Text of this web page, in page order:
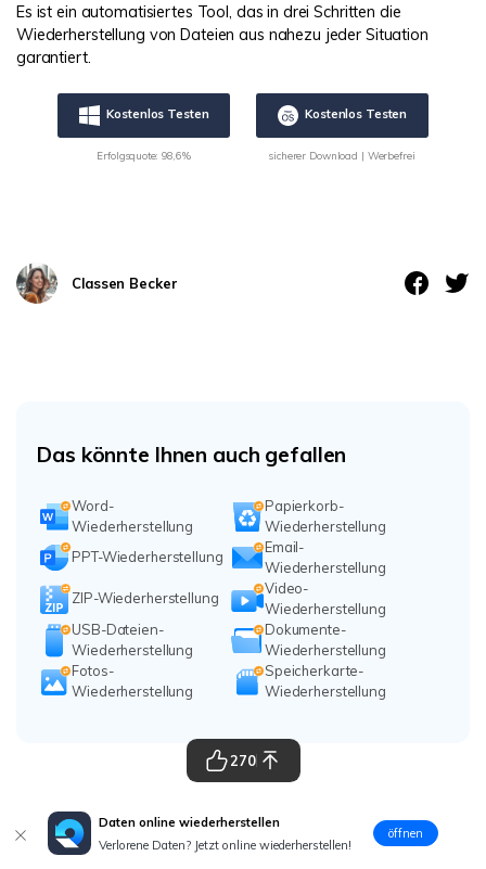
Es ist ein automatisiertes Tool, das in drei Schritten die
Wiederherstellung von Dateien aus nahezu jeder Situation
garantiert.
Kostenlos Testen
Erfolgsquote: 98,6%
Kostenlos Testen
sicherer Download | Werbefrei
Classen Becker
Das könnte Ihnen auch gefallen
Word-
Wiederherstellung
Papierkorb-
Wiederherstellung
PPT-Wiederherstellung
Email-
Wiederherstellung
ZIP-Wiederherstellung
Video-
Wiederherstellung
USB-Dateien-
Wiederherstellung
Dokumente-
Wiederherstellung
Fotos-
Wiederherstellung
Speicherkarte-
Wiederherstellung
Daten online wiederherstellen
Verlorene Daten? Jetzt online wiederherstellen!
öffnen
270